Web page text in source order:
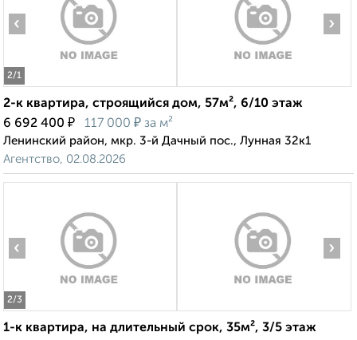
2/1
‹ ›
2-к квартира, строящийся дом, 57м², 6/10 этаж
6 692 400 ₽ 117 000 ₽ за м²
Ленинский район, мкр. 3-й Дачный пос., Лунная 32к1
Агентство, 02.08.2026
2/3
‹ ›
1-к квартира, на длительный срок, 35м², 3/5 этаж